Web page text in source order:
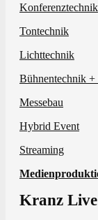
Konferenztechnik
Tontechnik
Lichttechnik
Bühnentechnik
Messebau
Hybrid Event
Streaming
Kranz